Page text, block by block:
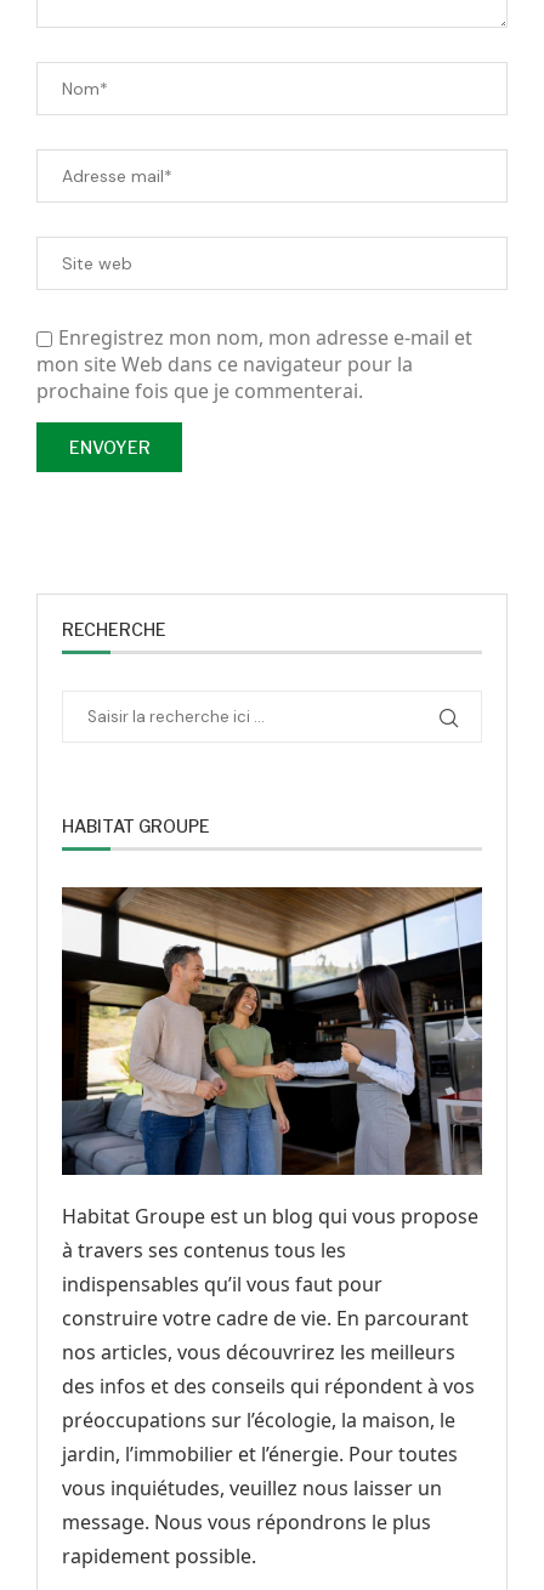
Enregistrez mon nom, mon adresse e-mail et
mon site Web dans ce navigateur pour la
prochaine fois que je commenterai.
RECHERCHE
HABITAT GROUPE
Habitat Groupe est un blog qui vous propose
à travers ses contenus tous les
indispensables qu’il vous faut pour
construire votre cadre de vie. En parcourant
nos articles, vous découvrirez les meilleurs
des infos et des conseils qui répondent à vos
préoccupations sur l’écologie, la maison, le
jardin, l’immobilier et l’énergie. Pour toutes
vous inquiétudes, veuillez nous laisser un
message. Nous vous répondrons le plus
rapidement possible.